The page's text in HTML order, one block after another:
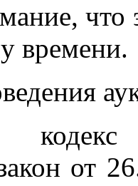
что
времени.
от